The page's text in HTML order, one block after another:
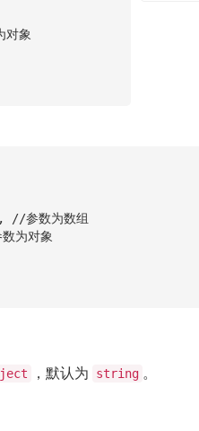
，默认为 string 。